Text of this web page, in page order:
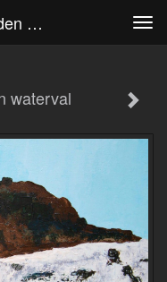
Bram Mout - Gullfoss, De Gouden Waterval
waterval